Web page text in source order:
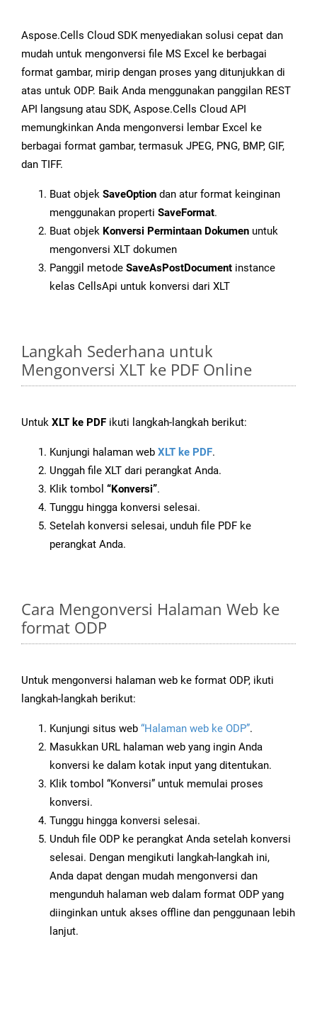
Aspose.Cells Cloud SDK menyediakan solusi cepat dan
mudah untuk mengonversi file MS Excel ke berbagai
format gambar, mirip dengan proses yang ditunjukkan di
atas untuk ODP. Baik Anda menggunakan panggilan REST
API langsung atau SDK, Aspose.Cells Cloud API
memungkinkan Anda mengonversi lembar Excel ke
berbagai format gambar, termasuk JPEG, PNG, BMP, GIF,
dan TIFF.
Buat objek SaveOption dan atur format keinginan
menggunakan properti SaveFormat.
Buat objek Konversi Permintaan Dokumen untuk
mengonversi XLT dokumen
Panggil metode SaveAsPostDocument instance
kelas CellsApi untuk konversi dari XLT
Langkah Sederhana untuk
Mengonversi XLT ke PDF Online
Untuk XLT ke PDF ikuti langkah-langkah berikut:
Kunjungi halaman web XLT ke PDF.
Unggah file XLT dari perangkat Anda.
Klik tombol “Konversi”.
Tunggu hingga konversi selesai.
Setelah konversi selesai, unduh file PDF ke
perangkat Anda.
Cara Mengonversi Halaman Web ke
format ODP
Untuk mengonversi halaman web ke format ODP, ikuti
langkah-langkah berikut:
Kunjungi situs web “Halaman web ke ODP”.
Masukkan URL halaman web yang ingin Anda
konversi ke dalam kotak input yang ditentukan.
Klik tombol “Konversi” untuk memulai proses
konversi.
Tunggu hingga konversi selesai.
Unduh file ODP ke perangkat Anda setelah konversi
selesai. Dengan mengikuti langkah-langkah ini,
Anda dapat dengan mudah mengonversi dan
mengunduh halaman web dalam format ODP yang
diinginkan untuk akses offline dan penggunaan lebih
lanjut.